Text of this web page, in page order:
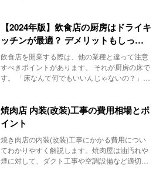
【2024年版】飲食店の厨房はドライキ
ッチンが最適？ デメリットもしっか
り解説
飲食店を開業する際は、他の業種と違って注意
すべきポイントがあります。 それが厨房の床で
す。 「床なんて何でもいいんじゃないの？」と
焼肉店 内装(改装)工事の費用相場とポ
イント
焼き肉店の内装(改装)工事にかかる費用につい
てわかりやすく解説します。焼肉屋は油汚れや
煙に対して、ダクト工事や空調設備など適切な